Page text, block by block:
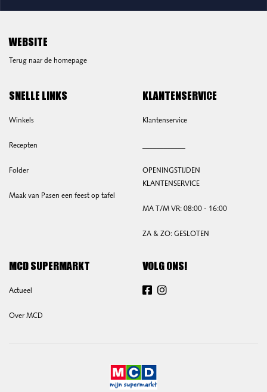
WEBSITE
Terug naar de homepage
SNELLE LINKS
Winkels
Recepten
Folder
Maak van Pasen een feest op tafel
KLANTENSERVICE
Klantenservice
OPENINGSTIJDEN
KLANTENSERVICE
MA T/M VR: 08:00 - 16:00
ZA & ZO: GESLOTEN
MCD SUPERMARKT
Actueel
Over MCD
VOLG ONS!
Facebook